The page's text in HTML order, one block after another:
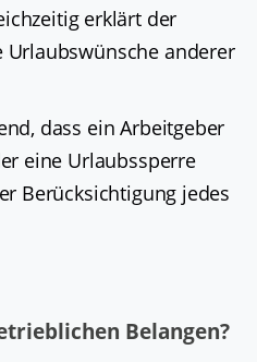
erklärt der
Urlaubswünsche anderer
dass ein Arbeitgeber
eine Urlaubssperre
Berücksichtigung jedes
Belangen?